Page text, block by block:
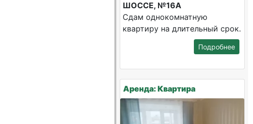
ШОССЕ, №16А
Сдам однокомнатную
квартиру на длительный срок.
Подробнее
Аренда: Квартира